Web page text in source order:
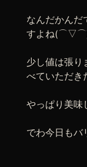
なんだかんだ
すよね
少し値は張り
べていただき
やっぱり美
でわ今日もバ